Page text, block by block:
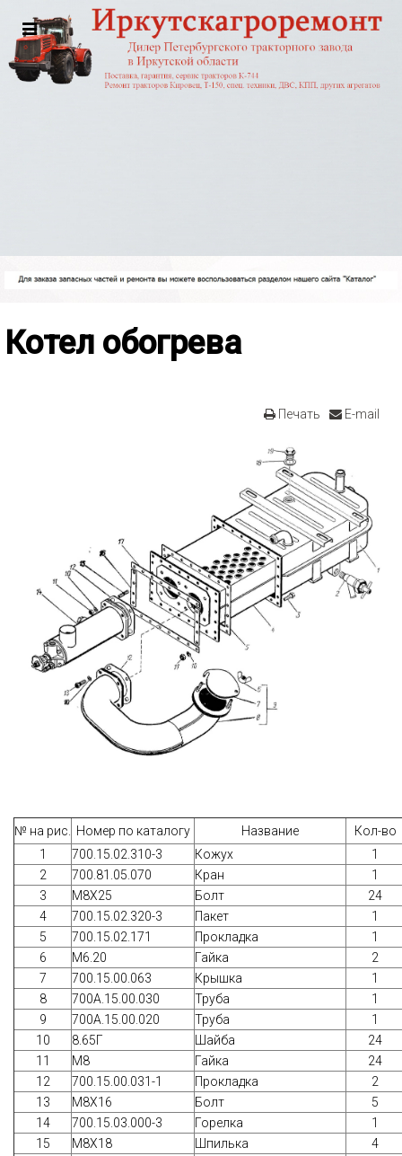
Котел обогрева
Печать E-mail
№ на рис. Номер по каталогу Название
Кол-во
1
700.15.02.310-3 Кожух
1
2
700.81.05.070 Кран
1
3
М8Х25 Болт
24
4
700.15.02.320-3 Пакет
1
5
700.15.02.171 Прокладка
1
6
М6.20 Гайка
2
7
700.15.00.063 Крышка
1
8
700A.15.00.030 Труба
1
9
700A.15.00.020 Труба
1
10
8.65Г Шайба
24
11
М8 Гайка
24
12
700.15.00.031-1 Прокладка
2
13
М8Х16 Болт
5
14
700.15.03.000-3 Горелка
1
15
М8Х18 Шпилька
4